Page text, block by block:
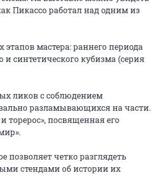
Пикассо работал над одним из
мастера: раннего периода
и синтетического кубизма (серия
ликов с соблюдением
разламывающихся на части.
торерос», посвященная его
четко разглядеть
стендами об истории их